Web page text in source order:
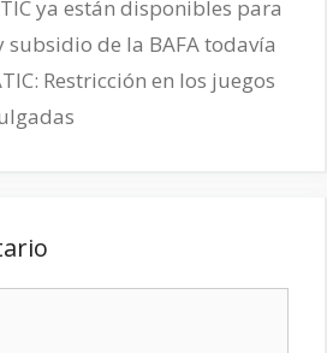
ya están disponibles para
subsidio de la BAFA todavía
Restricción en los juegos